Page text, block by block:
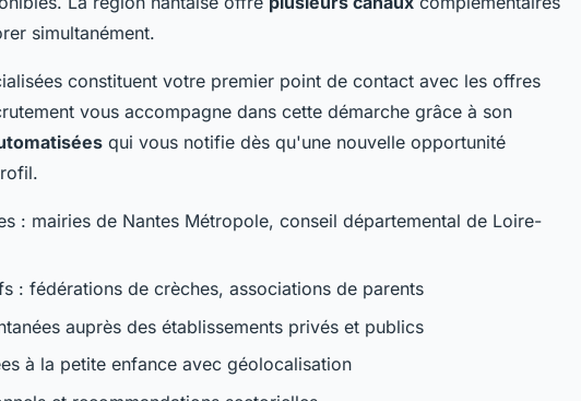
simultanément.
constituent votre premier point de contact avec les offres
vous accompagne dans cette démarche grâce à son
qui vous notifie dès qu'une nouvelle opportunité
: mairies de Nantes Métropole, conseil départemental de Loire-
: fédérations de crèches, associations de parents
auprès des établissements privés et publics
à la petite enfance avec géolocalisation